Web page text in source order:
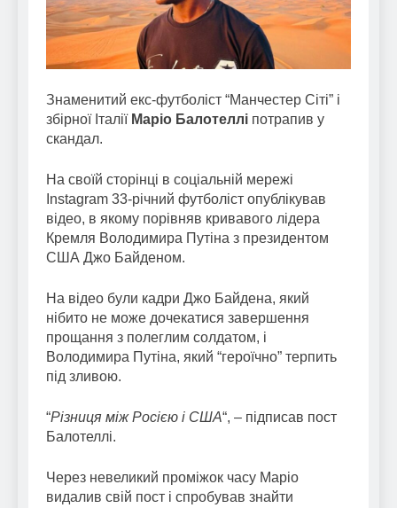
Знаменитий екс-футболіст “Манчестер Сіті” і
збірної Італії Маріо Балотеллі потрапив у
скандал.
На своїй сторінці в соціальній мережі
Instagram 33-річний футболіст опублікував
відео, в якому порівняв кривавого лідера
Кремля Володимира Путіна з президентом
США Джо Байденом.
На відео були кадри Джо Байдена, який
нібито не може дочекатися завершення
прощання з полеглим солдатом, і
Володимира Путіна, який “героїчно” терпить
під зливою.
“Різниця між Росією і США“, – підписав пост
Балотеллі.
Через невеликий проміжок часу Маріо
видалив свій пост і спробував знайти